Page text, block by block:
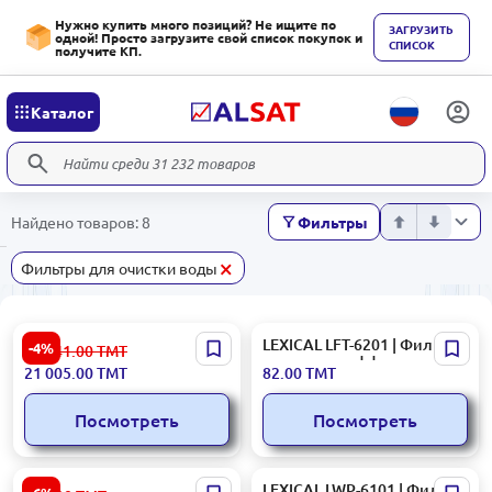
Нужно купить много позиций? Не ищите по
одной! Просто загрузите свой список покупок и
получите КП.
ЗАГРУЗИТЬ
СПИСОК
Каталог
Найдено товаров: 8 Фильтры
Фильтры для очистки воды ×
-4%
Karcher WPD200BASIC-BK |
Водяной фильтр 120 л/ч
для бизнеса
22 041.00ТМТ
21 005.00ТМТ
Посмотреть
LEXICAL LFT-6201 | Фильтр
для воды с эффективной
системой очистки
82.00ТМТ
Посмотреть